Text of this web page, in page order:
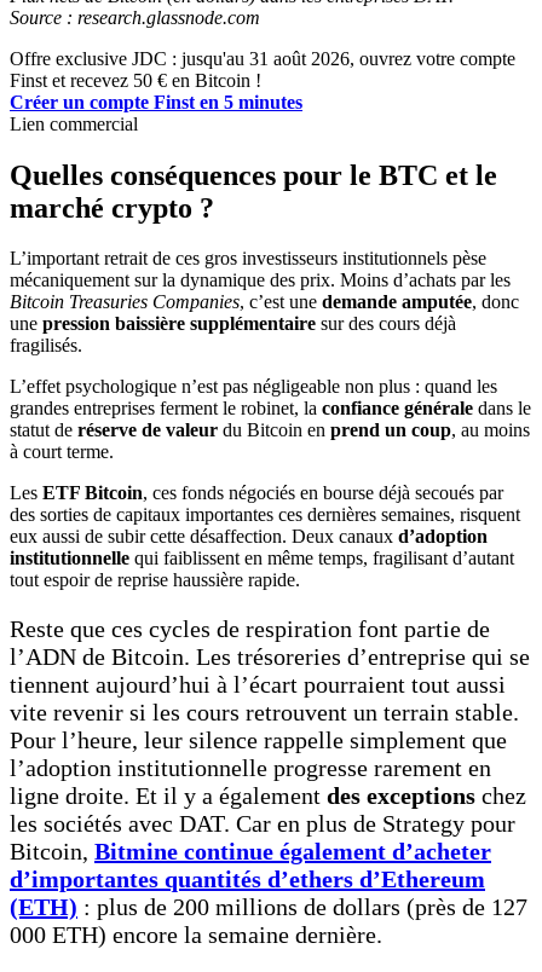
Source : research.glassnode.com
Offre exclusive JDC : jusqu'au 31 août 2026, ouvrez votre compte
Finst et recevez 50 € en Bitcoin !
Créer un compte Finst en 5 minutes
Lien commercial
Quelles conséquences pour le BTC et le
marché crypto ?
L’important retrait de ces gros investisseurs institutionnels pèse
mécaniquement sur la dynamique des prix. Moins d’achats par les
Bitcoin Treasuries Companies, c’est une demande amputée, donc
une pression baissière supplémentaire sur des cours déjà
fragilisés.
L’effet psychologique n’est pas négligeable non plus : quand les
grandes entreprises ferment le robinet, la confiance générale dans le
statut de réserve de valeur du Bitcoin en prend un coup, au moins
à court terme.
Les ETF Bitcoin, ces fonds négociés en bourse déjà secoués par
des sorties de capitaux importantes ces dernières semaines, risquent
eux aussi de subir cette désaffection. Deux canaux d’adoption
institutionnelle qui faiblissent en même temps, fragilisant d’autant
tout espoir de reprise haussière rapide.
Reste que ces cycles de respiration font partie de
l’ADN de Bitcoin. Les trésoreries d’entreprise qui se
tiennent aujourd’hui à l’écart pourraient tout aussi
vite revenir si les cours retrouvent un terrain stable.
Pour l’heure, leur silence rappelle simplement que
l’adoption institutionnelle progresse rarement en
ligne droite. Et il y a également des exceptions chez
les sociétés avec DAT. Car en plus de Strategy pour
Bitcoin, Bitmine continue également d’acheter
d’importantes quantités d’ethers d’Ethereum
(ETH) : plus de 200 millions de dollars (près de 127
000 ETH) encore la semaine dernière.